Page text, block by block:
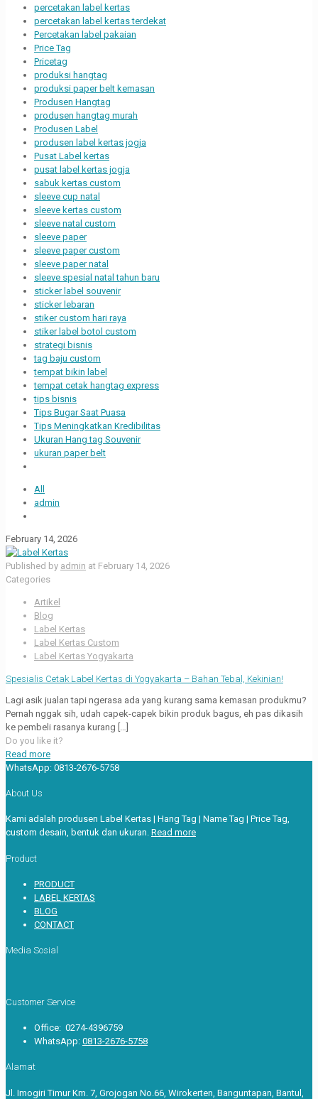
percetakan label kertas
percetakan label kertas terdekat
Percetakan label pakaian
Price Tag
Pricetag
produksi hangtag
produksi paper belt kemasan
Produsen Hangtag
produsen hangtag murah
Produsen Label
produsen label kertas jogja
Pusat Label kertas
pusat label kertas jogja
sabuk kertas custom
sleeve cup natal
sleeve kertas custom
sleeve natal custom
sleeve paper
sleeve paper custom
sleeve paper natal
sleeve spesial natal tahun baru
sticker label souvenir
sticker lebaran
stiker custom hari raya
stiker label botol custom
strategi bisnis
tag baju custom
tempat bikin label
tempat cetak hangtag express
tips bisnis
Tips Bugar Saat Puasa
Tips Meningkatkan Kredibilitas
Ukuran Hang tag Souvenir
ukuran paper belt
All
admin
February 14, 2026
Published by admin at February 14, 2026
Categories
Artikel
Blog
Label Kertas
Label Kertas Custom
Label Kertas Yogyakarta
Spesialis Cetak Label Kertas di Yogyakarta – Bahan Tebal, Kekinian!
Lagi asik jualan tapi ngerasa ada yang kurang sama kemasan produkmu?
Pernah nggak sih, udah capek-capek bikin produk bagus, eh pas dikasih
ke pembeli rasanya kurang
Do you like it?
Read more
WhatsApp: 0813-2676-5758
About Us
Kami adalah produsen Label Kertas | Hang Tag | Name Tag | Price Tag,
custom desain, bentuk dan ukuran. Read more
Product
PRODUCT
LABEL KERTAS
BLOG
CONTACT
Media Sosial
Customer Service
Office: 0274-4396759
WhatsApp: 0813-2676-5758
Alamat
Jl. Imogiri Timur Km. 7, Grojogan No.66, Wirokerten, Banguntapan, Bantul,